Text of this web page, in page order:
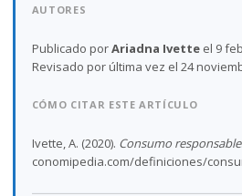
AUTORES
Publicado porAriadna Ivetteel 9
Revisado por última vez el 24
CÓMO CITAR ESTE ARTÍCULO
Ivette, A. (2020). Consumo responsable
conomipedia.com/definiciones/